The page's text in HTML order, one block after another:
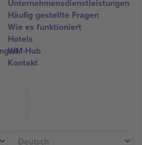
Unternehmensdienstleistungen
Häufig gestellte Fragen
Wie es funktioniert
Hotels
WM-Hub
Kontakt